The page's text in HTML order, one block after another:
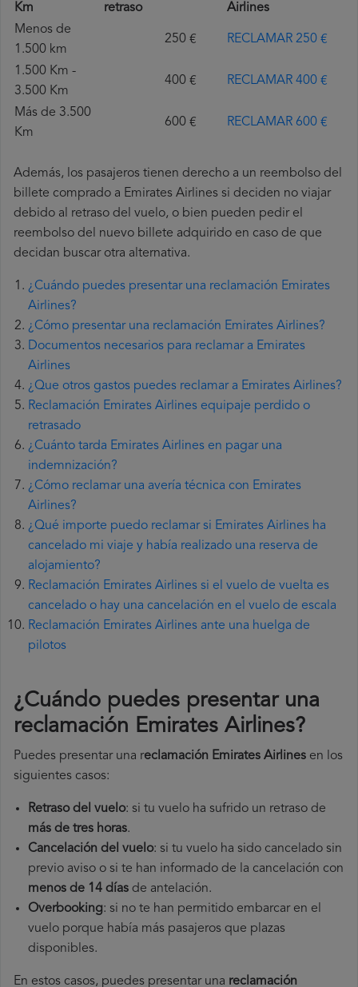
Km
retraso
Airlines
Menos de
1.500 km
250 € RECLAMAR 250 €
1.500 Km -
3.500 Km
400 € RECLAMAR 400 €
Más de 3.500
Km
600 € RECLAMAR 600 €
Además, los pasajeros tienen derecho a un reembolso del
billete comprado a Emirates Airlines si deciden no viajar
debido al retraso del vuelo, o bien pueden pedir el
reembolso del nuevo billete adquirido en caso de que
decidan buscar otra alternativa.
¿Cuándo puedes presentar una reclamación Emirates
Airlines?
¿Cómo presentar una reclamación Emirates Airlines?
Documentos necesarios para reclamar a Emirates
Airlines
¿Que otros gastos puedes reclamar a Emirates Airlines?
Reclamación Emirates Airlines equipaje perdido o
retrasado
¿Cuánto tarda Emirates Airlines en pagar una
indemnización?
¿Cómo reclamar una avería técnica con Emirates
Airlines?
¿Qué importe puedo reclamar si Emirates Airlines ha
cancelado mi viaje y había realizado una reserva de
alojamiento?
Reclamación Emirates Airlines si el vuelo de vuelta es
cancelado o hay una cancelación en el vuelo de escala
Reclamación Emirates Airlines ante una huelga de
pilotos
¿Cuándo puedes presentar una
reclamación Emirates Airlines?
Puedes presentar una reclamación Emirates Airlines en los
siguientes casos:
Retraso del vuelo: si tu vuelo ha sufrido un retraso de
más de tres horas.
Cancelación del vuelo: si tu vuelo ha sido cancelado sin
previo aviso o si te han informado de la cancelación con
menos de 14 días de antelación.
Overbooking: si no te han permitido embarcar en el
vuelo porque había más pasajeros que plazas
disponibles.
En estos casos, puedes presentar una reclamación